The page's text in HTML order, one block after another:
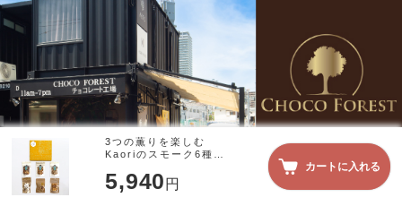
3つの薫りを楽しむ
Kaoriのスモーク6種セ
ズ）
5,940
カートに入れる